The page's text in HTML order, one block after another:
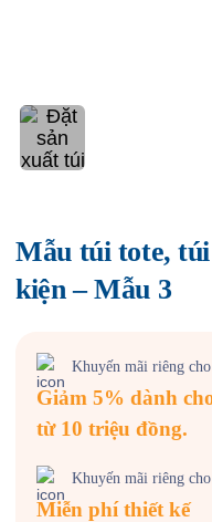
Mẫu túi tote, túi
kiện – Mẫu 3
Khuyến mãi riêng cho
Giảm 5% dành
từ 10 triệu đồng.
Khuyến mãi riêng cho
Miễn phí thiết kế